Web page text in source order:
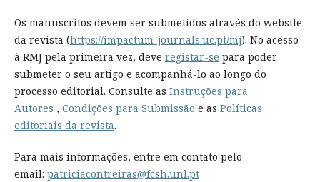
Os manuscritos devem ser submetidos através do website
da revista (https://impactum-journals.uc.pt/mj). No acesso
à RMJ pela primeira vez, deve registar-se para poder
submeter o seu artigo e acompanhá-lo ao longo do
processo editorial. Consulte as Instruções para
Autores , Condições para Submissão e as Políticas
editoriais da revista.
Para mais informações, entre em contato pelo
email: patriciacontreiras@fcsh.unl.pt